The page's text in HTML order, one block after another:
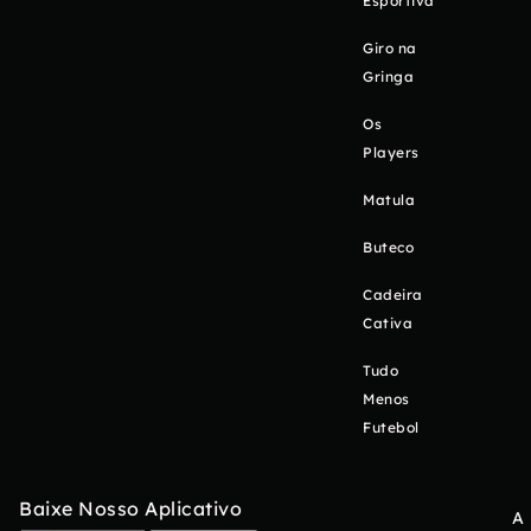
Giro na
Gringa
Os
Players
Matula
Buteco
Cadeira
Cativa
Tudo
Menos
Futebol
Baixe Nosso Aplicativo
A